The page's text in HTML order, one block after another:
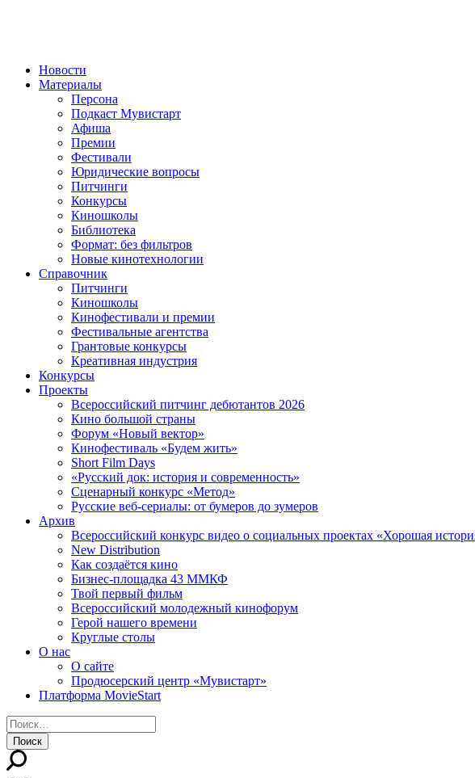
Новости
Материалы
Персона
Подкаст Мувистарт
Афиша
Премии
Фестивали
Юридические вопросы
Питчинги
Конкурсы
Киношколы
Библиотека
Формат: без фильтров
Новые кинотехнологии
Справочник
Питчинги
Киношколы
Кинофестивали и премии
Фестивальные агентства
Грантовые конкурсы
Креативная индустрия
Конкурсы
Проекты
Всероссийский питчинг дебютантов 2026
Кино большой страны
Форум «Новый вектор»
Кинофестиваль «Будем жить»
Short Film Days
«Русский док: история и современность»
Сценарный конкурс «Метод»
Русские веб-сериалы: от бумеров до зумеров
Архив
Всероссийский конкурс видео о социальных проектах «Хорошая
New Distribution
Как создаётся кино
Бизнес-площадка 43 ММКФ
Твой первый фильм
Всероссийский молодежный кинофорум
Герой нашего времени
Круглые столы
О нас
О сайте
Продюсерский центр «Мувистарт»
Платформа MovieStart